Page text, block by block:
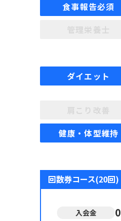
食事報告必須
ダイエット
健康・体型維持
回数券コース(20回)
入会金 0